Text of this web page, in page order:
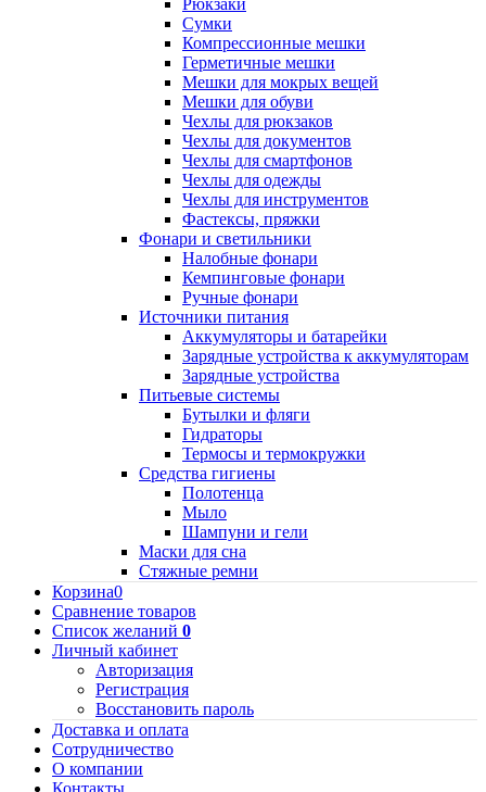
Рюкзаки
Сумки
Компрессионные мешки
Герметичные мешки
Мешки для мокрых вещей
Мешки для обуви
Чехлы для рюкзаков
Чехлы для документов
Чехлы для смартфонов
Чехлы для одежды
Чехлы для инструментов
Фастексы, пряжки
Фонари и светильники
Налобные фонари
Кемпинговые фонари
Ручные фонари
Источники питания
Аккумуляторы и батарейки
Зарядные устройства к аккумуляторам
Зарядные устройства
Питьевые системы
Бутылки и фляги
Гидраторы
Термосы и термокружки
Средства гигиены
Полотенца
Мыло
Шампуни и гели
Маски для сна
Стяжные ремни
Корзина0
Сравнение товаров
Список желаний 0
Личный кабинет
Авторизация
Регистрация
Восстановить пароль
Доставка и оплата
Сотрудничество
О компании